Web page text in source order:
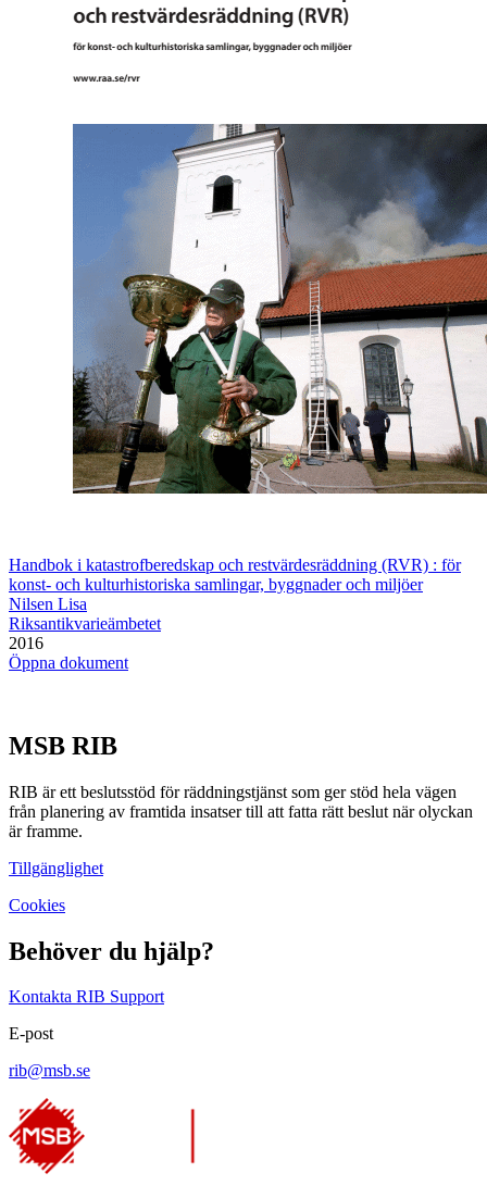
Handbok i katastrofberedskap och restvärdesräddning (RVR) : för
konst- och kulturhistoriska samlingar, byggnader och miljöer
Nilsen Lisa
Riksantikvarieämbetet
2016
Öppna dokument
MSB RIB
RIB är ett beslutsstöd för räddningstjänst som ger stöd hela vägen
från planering av framtida insatser till att fatta rätt beslut när olyckan
är framme.
Tillgänglighet
Cookies
Behöver du hjälp?
Kontakta RIB Support
E-post
rib@msb.se